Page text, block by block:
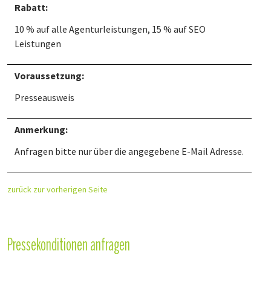
Rabatt:
10 % auf alle Agenturleistungen, 15 % auf SEO
Leistungen
Voraussetzung:
Presseausweis
Anmerkung:
Anfragen bitte nur über die angegebene E-Mail Adresse.
zurück zur vorherigen Seite
Pressekonditionen anfragen